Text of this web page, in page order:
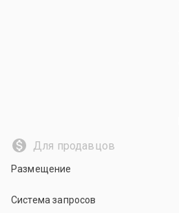
Для продавцов
Размещение
Система запросов